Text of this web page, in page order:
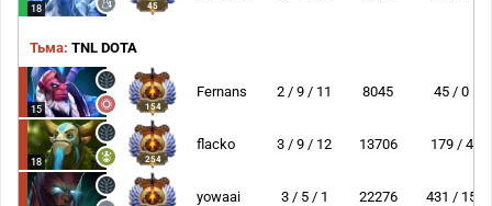
18 45
Тьма: TNL DOTA
15 154
Fernans 2 / 9 / 11 8045 45 / 0
18 254
flacko 3 / 9 / 12 13706 179 / 4
yowaai 3 / 5 / 1 22276 431 / 15